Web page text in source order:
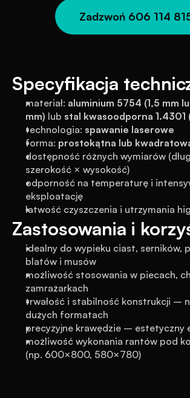
Zadzwoń 606 114
Specyfikacja
materiał: aluminium 5754 (1,5 mm
mm) lub stal kwasoodporna 1.4301
technologia: spawanie laserowe
forma: prostokątna lub
dostępność różnych wymiarów
szerokość × wysokość)
odporność na temperaturę i
eksploatację
łatwość czyszczenia i utrzymania
Zastosowania i
idealny do wypieku ciast, serników,
blatów i musów
możliwość stosowania w piecach,
zamrażarkach
trwałość i stabilność konstrukcji –
dużych formatach
precyzyjne krawędzie – estetyczny
możliwość wykonania rantów pod
(np. 600×800, 580×780)